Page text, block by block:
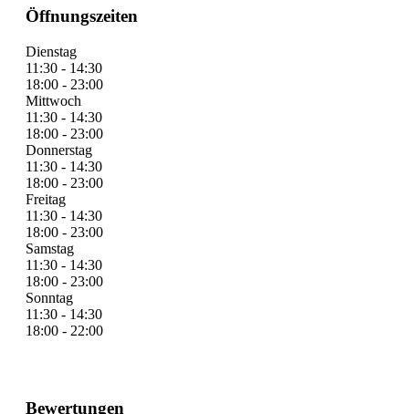
Öffnungszeiten
Dienstag
11:30 - 14:30
18:00 - 23:00
Mittwoch
11:30 - 14:30
18:00 - 23:00
Donnerstag
11:30 - 14:30
18:00 - 23:00
Freitag
11:30 - 14:30
18:00 - 23:00
Samstag
11:30 - 14:30
18:00 - 23:00
Sonntag
11:30 - 14:30
18:00 - 22:00
Bewertungen